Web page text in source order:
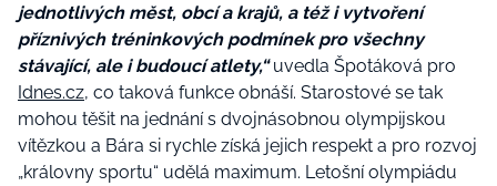
jednotlivých měst, obcí a krajů, a též i vytvoření
příznivých tréninkových podmínek pro všechny
stávající, ale i budoucí atlety,“uvedla Špotáková pro
Idnes.cz, co taková funkce obnáší. Starostové se tak
mohou těšit na jednání s dvojnásobnou olympijskou
vítězkou a Bára si rychle získá jejich respekt a pro rozvoj
„královny sportu“ udělá maximum. Letošní olympiádu